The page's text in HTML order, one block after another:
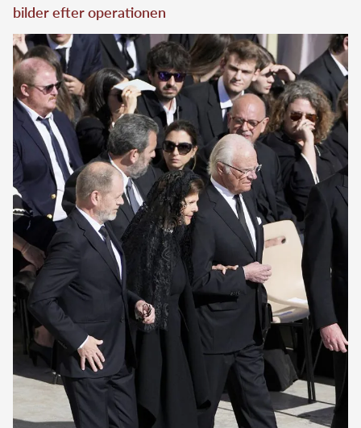
bilder efter operationen